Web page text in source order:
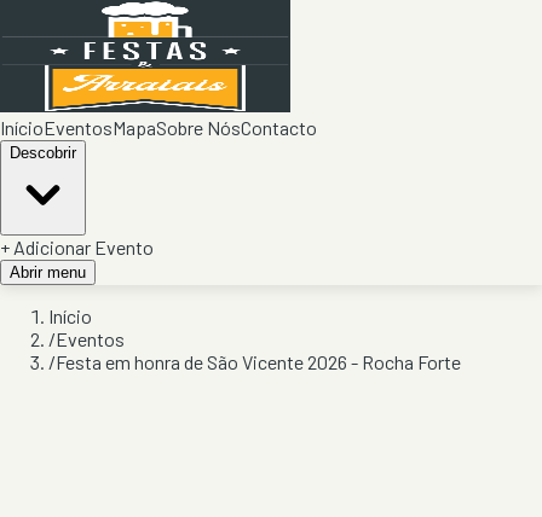
InícioEventosMapaSobre NósContacto
Descobrir
+ Adicionar Evento
Abrir menu
Início
/Eventos
/Festa em honra de São Vicente 2026 - Rocha Forte